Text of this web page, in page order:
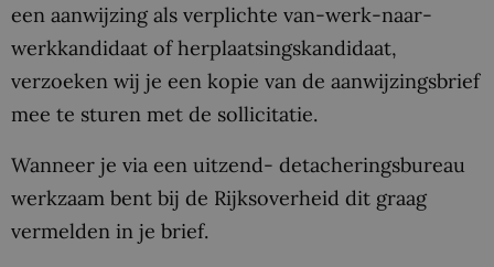
een aanwijzing als verplichte van-werk-naar-
werkkandidaat of herplaatsingskandidaat,
verzoeken wij je een kopie van de aanwijzingsbrief
mee te sturen met de sollicitatie.
Wanneer je via een uitzend- detacheringsbureau
werkzaam bent bij de Rijksoverheid dit graag
vermelden in je brief.